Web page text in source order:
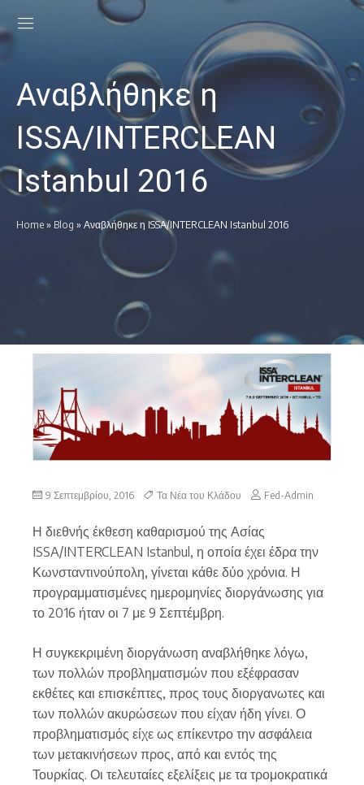
Αναβλήθηκε η
ISSA/INTERCLEAN
Istanbul 2016
Home » Blog » Αναβλήθηκε η ISSA/INTERCLEAN Istanbul 2016
9 Σεπτεμβρίου, 2016 Τα Νέα του Κλάδου Fed-Admin
Η διεθνής έκθεση καθαρισμού της Ασίας
ISSA/INTERCLEAN Istanbul, η οποία έχει έδρα την
Κωνσταντινούπολη, γίνεται κάθε δύο χρόνια. Η
προγραμματισμένες ημερομηνίες διοργάνωσης για
το 2016 ήταν οι 7 με 9 Σεπτέμβρη.
Η συγκεκριμένη διοργάνωση αναβλήθηκε λόγω,
των πολλών προβληματισμών που εξέφρασαν
εκθέτες και επισκέπτες, προς τους διοργανωτες και
των πολλών ακυρώσεων που είχαν ήδη γίνει. Ο
προβληματισμός είχε ως επίκεντρο την ασφάλεια
των μετακινήσεων προς, από και εντός της
Τουρκίας. Οι τελευταίες εξελίξεις με τα τρομοκρατικά